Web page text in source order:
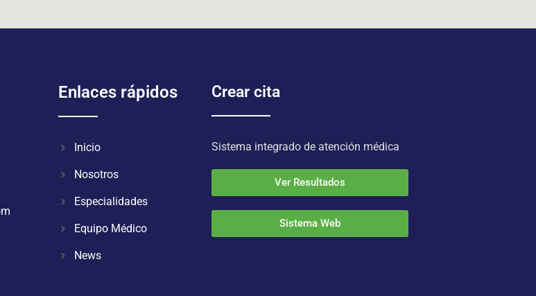
Enlaces rápidos
Inicio
Nosotros
Especialidades
Equipo Médico
News
Crear cita
Sistema integrado de atención médica
Ver Resultados
Sistema Web